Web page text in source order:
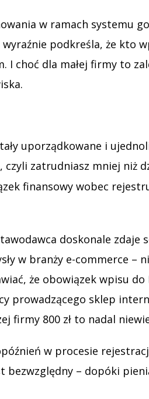
w ramach systemu
podkreśla, że kto
choć dla małej firmy to
uporządkowane i
, czyli zatrudniasz mniej niż
finansowy wobec
doskonale
w branży e-commerce –
że obowiązek wpisu
prowadzącego sklep
firmy 800 zł to nadal
w procesie
bezwzględny – dopóki